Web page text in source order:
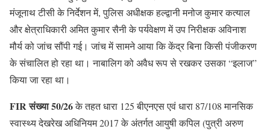
मंजूनाथ टीसी के निर्देशन में, पुलिस अधीक्षक हल्द्वानी मनोज कुमार कत्याल
और क्षेत्राधिकारी अमित कुमार सैनी के पर्यवेक्षण में उप निरीक्षक अविनाश
मौर्य को जांच सौंपी गई। जांच में सामने आया कि केंद्र बिना किसी पंजीकरण
के संचालित हो रहा था। नाबालिग को अवैध रूप से रखकर उसका “इलाज”
किया जा रहा था।
FIR संख्या 50/26के तहत धारा 125 बीएनएस एवं धारा 87/108 मानसिक
स्वास्थ्य देखरेख अधिनियम 2017 के अंतर्गत आयुषी कपिल (पुत्री अरुण